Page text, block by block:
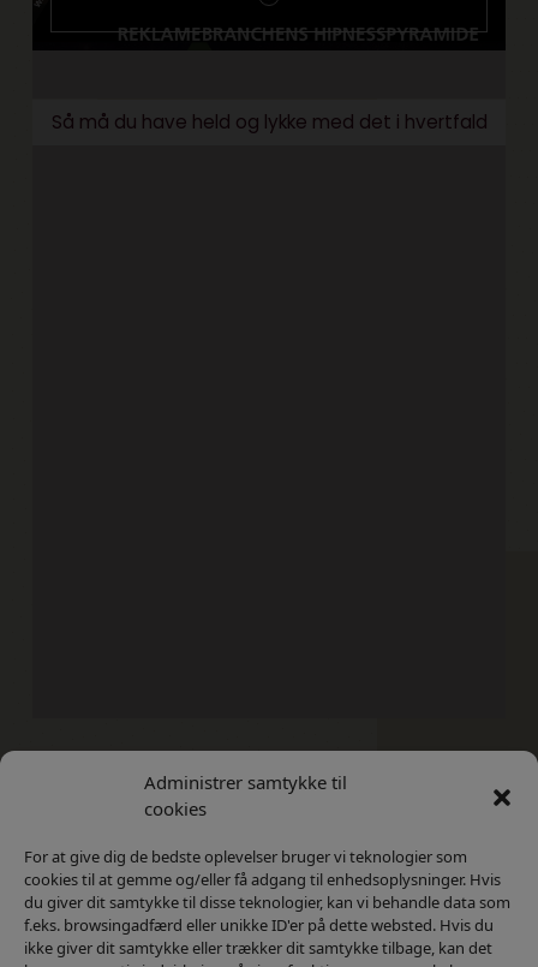
Administrer samtykke til
cookies
For at give dig de bedste oplevelser bruger vi teknologier som
cookies til at gemme og/eller få adgang til enhedsoplysninger. Hvis
du giver dit samtykke til disse teknologier, kan vi behandle data som
f.eks. browsingadfærd eller unikke ID'er på dette websted. Hvis du
ikke giver dit samtykke eller trækker dit samtykke tilbage, kan det
Så må du have held og lykke med det i hvertfald
Kontakt